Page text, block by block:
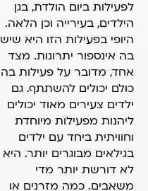
לפעילות ביום הולדת, בגן
הילדים, בעירייה וכן הלאה.
היופי בפעילות הזו היא שיש
בה אינספור יתרונות. מצד
אחד, מדובר על פעילות בה
כולם יכולים להשתתף. גם
ילדים צעירים מאוד יכולים
ליהנות מפעילות מיוחדת
וחוויתית ביחד עם ילדים
בגילאים מבוגרים יותר. היא
לא דורשת יותר מדי
משאבים. כמה מזרנים או